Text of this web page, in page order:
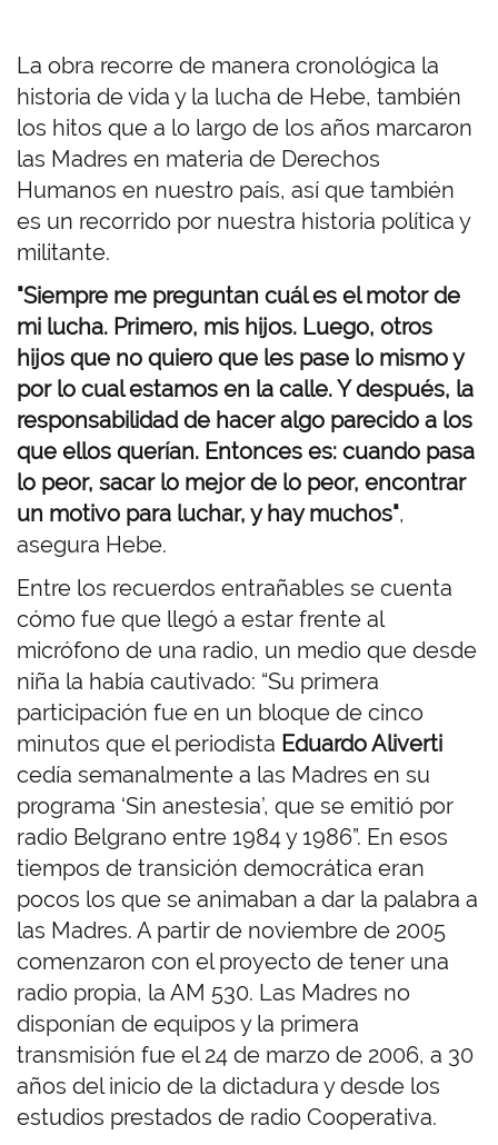
La obra recorre de manera cronológica la
historia de vida y la lucha de Hebe, también
los hitos que a lo largo de los años marcaron
las Madres en materia de Derechos
Humanos en nuestro país, así que también
es un recorrido por nuestra historia política y
militante.
"Siempre me preguntan cuál es el motor de
mi lucha. Primero, mis hijos. Luego, otros
hijos que no quiero que les pase lo mismo y
por lo cual estamos en la calle. Y después, la
responsabilidad de hacer algo parecido a los
que ellos querían. Entonces es: cuando pasa
lo peor, sacar lo mejor de lo peor, encontrar
un motivo para luchar, y hay muchos",
asegura Hebe.
Entre los recuerdos entrañables se cuenta
cómo fue que llegó a estar frente al
micrófono de una radio, un medio que desde
niña la había cautivado: “Su primera
participación fue en un bloque de cinco
minutos que el periodista Eduardo Aliverti
cedía semanalmente a las Madres en su
programa ‘Sin anestesia’, que se emitió por
radio Belgrano entre 1984 y 1986”. En esos
tiempos de transición democrática eran
pocos los que se animaban a dar la palabra a
las Madres. A partir de noviembre de 2005
comenzaron con el proyecto de tener una
radio propia, la AM 530. Las Madres no
disponían de equipos y la primera
transmisión fue el 24 de marzo de 2006, a 30
años del inicio de la dictadura y desde los
estudios prestados de radio Cooperativa.